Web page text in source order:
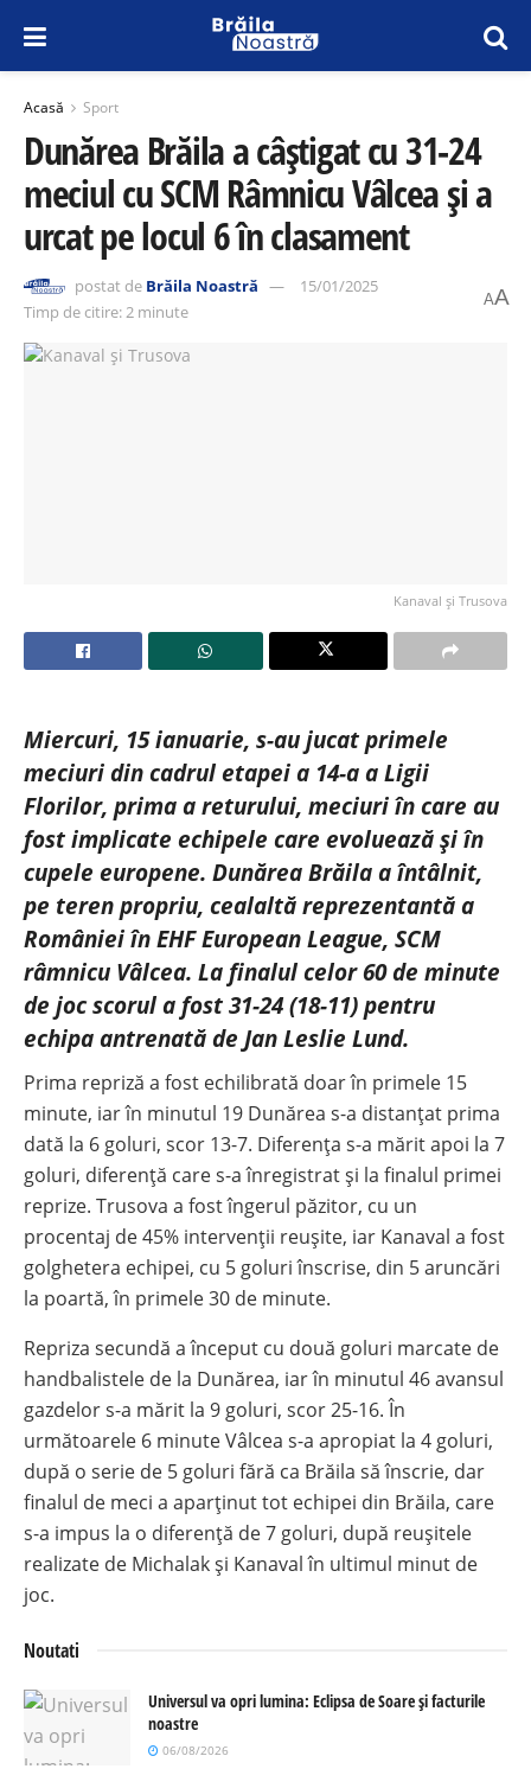
Acasă Sport
Dunărea Brăila a câștigat cu 31-24
meciul cu SCM Râmnicu Vâlcea și a
urcat pe locul 6 în clasament
postat de Brăila Noastră
15/01/2025
Timp de citire: 2 minute
AA
Kanaval și Trusova
Miercuri, 15 ianuarie, s-au jucat primele
meciuri din cadrul etapei a 14-a a Ligii
Florilor, prima a returului, meciuri în care au
fost implicate echipele care evoluează și în
cupele europene. Dunărea Brăila a întâlnit,
pe teren propriu, cealaltă reprezentantă a
României în EHF European League, SCM
râmnicu Vâlcea. La finalul celor 60 de minute
de joc scorul a fost 31-24 (18-11) pentru
echipa antrenată de Jan Leslie Lund.
Prima repriză a fost echilibrată doar în primele 15
minute, iar în minutul 19 Dunărea s-a distanțat prima
dată la 6 goluri, scor 13-7. Diferența s-a mărit apoi la 7
goluri, diferență care s-a înregistrat și la finalul primei
reprize. Trusova a fost îngerul păzitor, cu un
procentaj de 45% intervenții reușite, iar Kanaval a fost
golghetera echipei, cu 5 goluri înscrise, din 5 aruncări
la poartă, în primele 30 de minute.
Repriza secundă a început cu două goluri marcate de
handbalistele de la Dunărea, iar în minutul 46 avansul
gazdelor s-a mărit la 9 goluri, scor 25-16. În
următoarele 6 minute Vâlcea s-a apropiat la 4 goluri,
după o serie de 5 goluri fără ca Brăila să înscrie, dar
finalul de meci a aparținut tot echipei din Brăila, care
s-a impus la o diferență de 7 goluri, după reușitele
realizate de Michalak și Kanaval în ultimul minut de
joc.
Noutati
Universul va opri lumina: Eclipsa de Soare și facturile
noastre
06/08/2026